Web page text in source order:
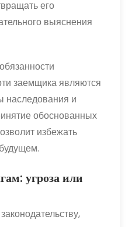
его
выяснения
заемщика являются
наследования и
обоснованных
избежать
угроза или